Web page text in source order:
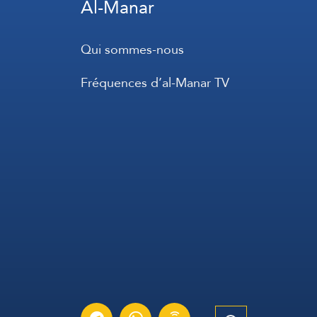
Al-Manar
Qui sommes-nous
Fréquences d’al-Manar TV